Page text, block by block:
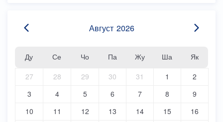
Август 2026
Ду Се Чо Па Жу Ша
Як
27
28 29 30 31 1
2
3
4 5 6 7 8
9
10
11 12 13 14 15
16